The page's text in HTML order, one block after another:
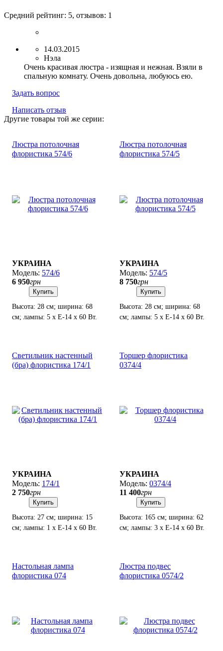
Средний рейтинг: 5, отзывов: 1
14.03.2015
Нэла
Очень красивая люстра - изящная и нежная. Взяли в
спальную комнату. Очень довольна, любуюсь ею.
Задать вопрос
Написать отзыв
Другие товары той же серии:
Люстра потолочная
флористика 574/6
УКРАИНА
574/6
6 950грн
Купить
Высота: 28 см; ширина: 68
см; лампы: 5 х Е-14 х 60 Вт.
Люстра потолочная
флористика 574/5
УКРАИНА
574/5
8 750грн
Купить
Высота: 28 см; ширина: 68
см; лампы: 5 х Е-14 х 60 Вт.
Светильник настенный
(бра) флористика 174/1
УКРАИНА
174/1
2 750грн
Купить
Высота: 27 см; ширина: 15
см; лампы: 1 х Е-14 х 60 Вт.
Торшер флористика
0374/4
УКРАИНА
0374/4
11 400грн
Купить
Высота: 165 см; ширина: 62
см; лампы: 3 х Е-14 х 60 Вт.
Настольная лампа
флористика 074
Люстра подвес
флористика 0574/2